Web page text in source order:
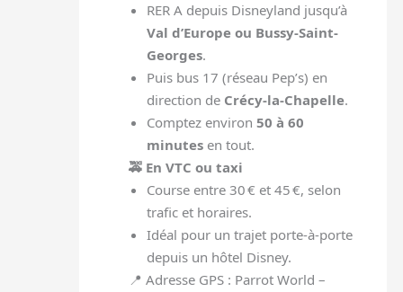
RER A depuis Disneyland jusqu’à
Val d’Europe ou Bussy-Saint-
Georges.
Puis bus 17 (réseau Pep’s) en
direction de Crécy-la-Chapelle.
Comptez environ50 à 60
minutes en tout.
🚕 En VTC ou taxi
Course entre 30 € et 45 €, selon
trafic et horaires.
Idéal pour un trajet porte-à-porte
depuis un hôtel Disney.
📍 Adresse GPS : Parrot World –